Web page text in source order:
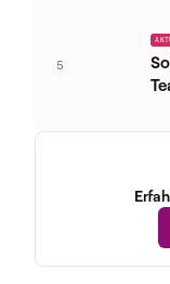
5